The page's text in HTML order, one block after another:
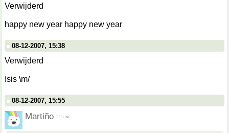
Verwijderd
happy new year happy new year
08-12-2007, 15:38
Verwijderd
Isis \m/
08-12-2007, 15:55
Martiño